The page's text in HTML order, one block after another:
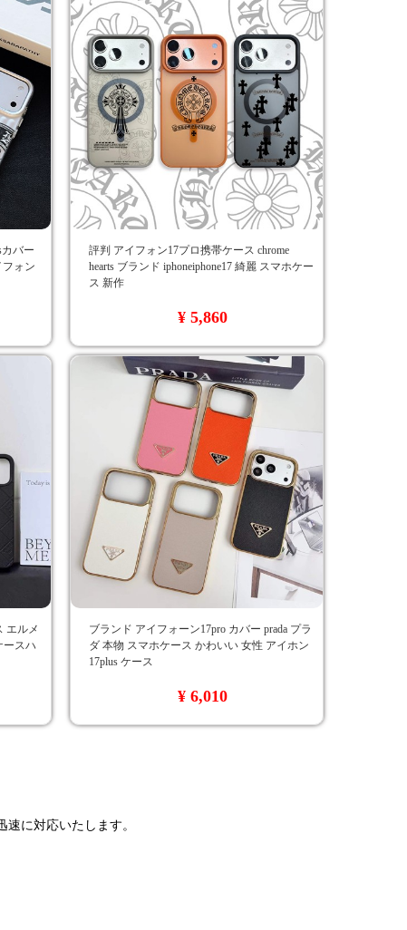
カバー
フォン
評判 アイフォン17プロ携帯ケース chrome
hearts ブランド iphoneiphone17 綺麗 スマホケー
ス 新作
¥ 5,860
エルメ
ースハ
ブランド アイフォーン17pro カバー prada プラ
ダ 本物 スマホケース かわいい 女性 アイホン
17plus ケース
¥ 6,010
に対応いたします。